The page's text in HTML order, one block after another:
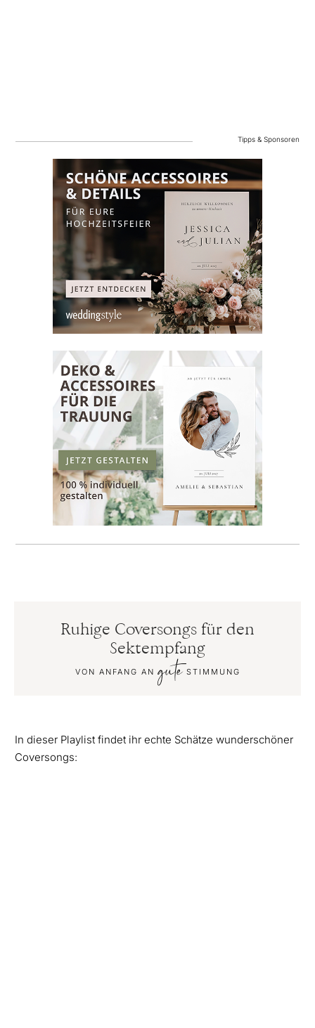
Tipps & Sponsoren
Ruhige Coversongs für den
Sektempfang
VON ANFANG ANguteSTIMMUNG
In dieser Playlist findet ihr echte Schätze wunderschöner
Coversongs: